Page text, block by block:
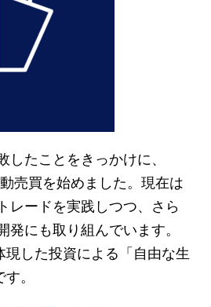
したことをきっかけに、
売買を始めました。現在は
レードを実践しつつ、さら
発にも取り組んでいます。
現した投資による「自由な生
。